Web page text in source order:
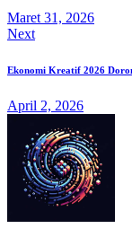
Maret 31, 2026
Next
Ekonomi Kreatif 2026
April 2, 2026